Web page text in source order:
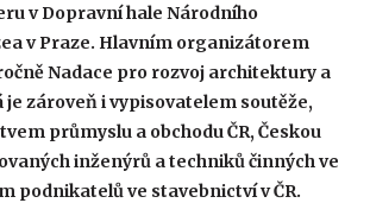
v Dopravní hale Národního
v Praze. Hlavním organizátorem
Nadace pro rozvoj architektury a
zároveň i vypisovatelem soutěže,
průmyslu a obchodu ČR, Českou
inženýrů a techniků činných ve
podnikatelů ve stavebnictví v ČR.